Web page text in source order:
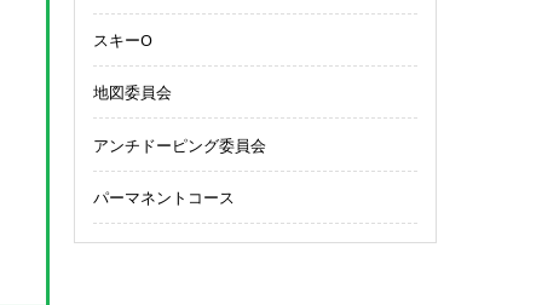
スキーO
地図委員会
アンチドーピング委員会
パーマネントコース